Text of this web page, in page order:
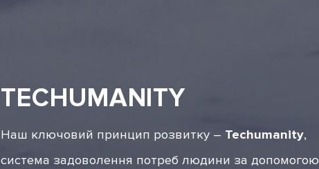
TECHUMANITY
Наш ключовий принцип розвитку – Techumanity,
система задоволення потреб людини за допомогою